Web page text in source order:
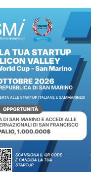
Protezione Civile San
Marino. Incendi
boschivi: attivazione
della fase preliminare
di preallarme, dal 3 al
9 agosto
6 Agosto 2026